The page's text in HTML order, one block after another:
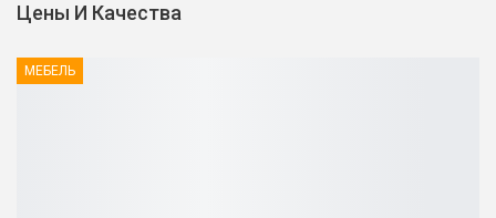
Цены И Качества
МЕБЕЛЬ